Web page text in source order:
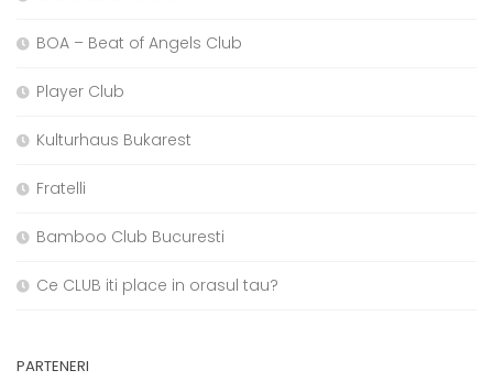
BOA – Beat of Angels Club
Player Club
Kulturhaus Bukarest
Fratelli
Bamboo Club Bucuresti
Ce CLUB iti place in orasul tau?
PARTENERI